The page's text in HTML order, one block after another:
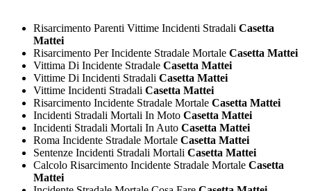
Risarcimento Parenti Vittime Incidenti Stradali Casetta
Mattei
Risarcimento Per Incidente Stradale Mortale Casetta Mattei
Vittima Di Incidente Stradale Casetta Mattei
Vittime Di Incidenti Stradali Casetta Mattei
Vittime Incidenti Stradali Casetta Mattei
Risarcimento Incidente Stradale Mortale Casetta Mattei
Incidenti Stradali Mortali In Moto Casetta Mattei
Incidenti Stradali Mortali In Auto Casetta Mattei
Roma Incidente Stradale Mortale Casetta Mattei
Sentenze Incidenti Stradali Mortali Casetta Mattei
Calcolo Risarcimento Incidente Stradale Mortale Casetta
Mattei